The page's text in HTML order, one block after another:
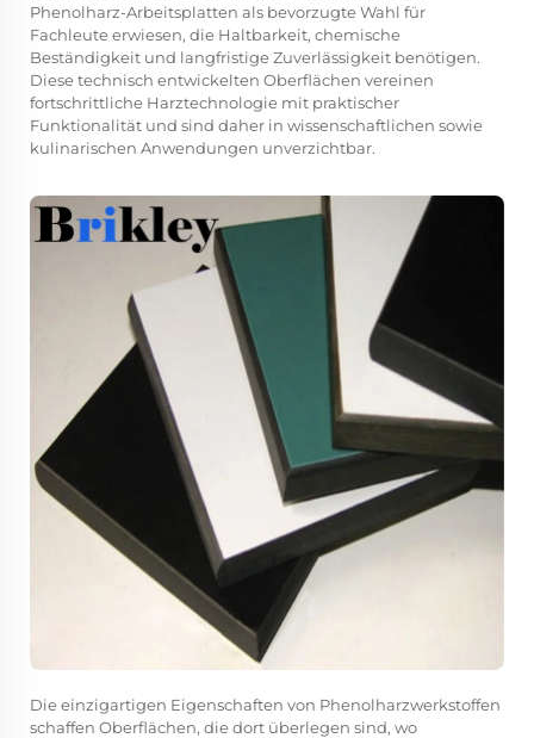
Phenolharz-Arbeitsplatten als bevorzugte Wahl für
Fachleute erwiesen, die Haltbarkeit, chemische
Beständigkeit und langfristige Zuverlässigkeit benötigen.
Diese technisch entwickelten Oberflächen vereinen
fortschrittliche Harztechnologie mit praktischer
Funktionalität und sind daher in wissenschaftlichen sowie
kulinarischen Anwendungen unverzichtbar.
Die einzigartigen Eigenschaften von Phenolharzwerkstoffen
schaffen Oberflächen, die dort überlegen sind, wo